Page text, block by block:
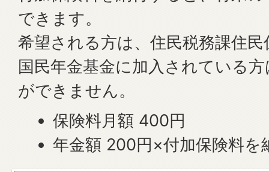
できます。
希望される方は、住民税務課住
国民年金基金に加入されている
ができません。
保険料月額 400円
年金額 200円×付加保険料を